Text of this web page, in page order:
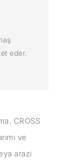
eder.
CROSS
ve
arazi